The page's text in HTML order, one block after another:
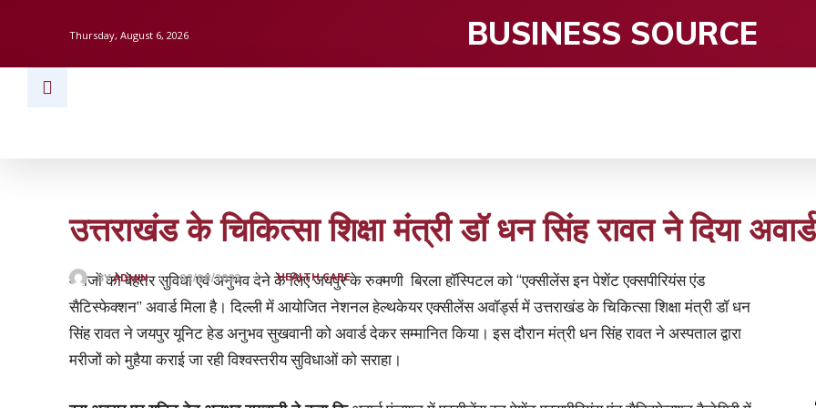
Thursday, August 6, 2026 BUSINESS SOURCE
उत्तराखंड के चिकित्सा शिक्षा मंत्री डॉ धन सिंह रावत ने दिया अवार्ड
BY ADMIN 02/08/2023 HEALTH CARE
मरीजों को बेहतर सुविधा एवं अनुभव देने के लिए जयपुर के रुक्मणी बिरला हॉस्पिटल को “एक्सीलेंस इन पेशेंट एक्सपीरियंस एंड
सैटिस्फेक्शन” अवार्ड मिला है। दिल्ली में आयोजित नेशनल हेल्थकेयर एक्सीलेंस अवॉर्ड्स में उत्तराखंड के चिकित्सा शिक्षा मंत्री डॉ धन
सिंह रावत ने जयपुर यूनिट हेड अनुभव सुखवानी को अवार्ड देकर सम्मानित किया। इस दौरान मंत्री धन सिंह रावत ने अस्पताल द्वारा
मरीजों को मुहैया कराई जा रही विश्वस्तरीय सुविधाओं को सराहा।